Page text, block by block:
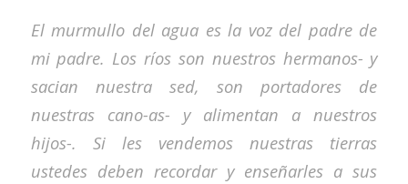
El murmullo del agua es la voz del padre de
mi padre. Los ríos son nuestros hermanos- y
sacian nuestra sed, son portadores de
nuestras cano-as- y alimentan a nuestros
hijos-. Si les vendemos nuestras tierras
ustedes deben recordar y enseñarles a sus